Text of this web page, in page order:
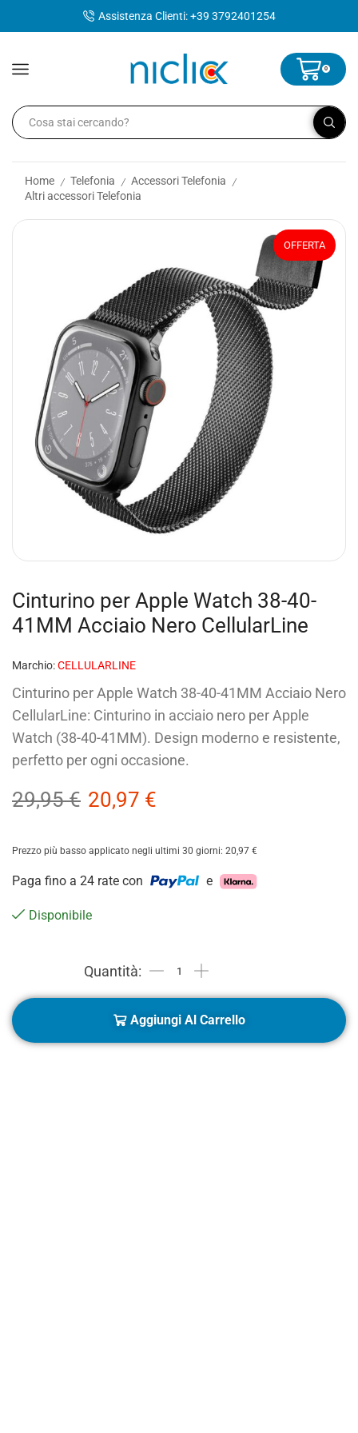
Assistenza Clienti: +39 3792401254
0
Home / Telefonia / Accessori Telefonia /
Altri accessori Telefonia
OFFERTA
Cinturino per Apple Watch 38-40-
41MM Acciaio Nero CellularLine
Marchio:CELLULARLINE
Cinturino per Apple Watch 38-40-41MM Acciaio Nero
CellularLine: Cinturino in acciaio nero per Apple
Watch (38-40-41MM). Design moderno e resistente,
perfetto per ogni occasione.
29,95€ 20,97 €
Prezzo più basso applicato negli ultimi 30 giorni: 20,97 €
Paga fino a 24 rate con e
Disponibile
Aggiungi Al Carrello